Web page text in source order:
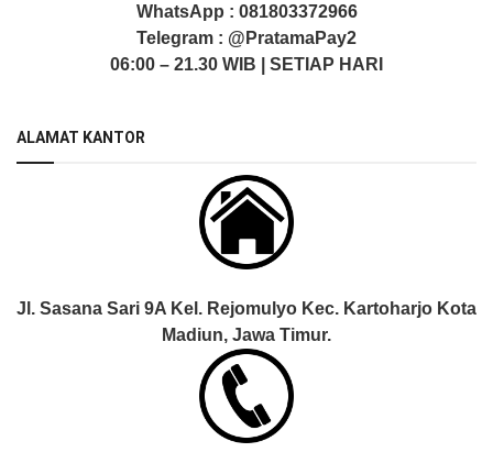
WhatsApp : 081803372966
Telegram : @PratamaPay2
06:00 – 21.30 WIB | SETIAP HARI
ALAMAT KANTOR
Jl. Sasana Sari 9A Kel. Rejomulyo Kec. Kartoharjo Kota
Madiun, Jawa Timur.